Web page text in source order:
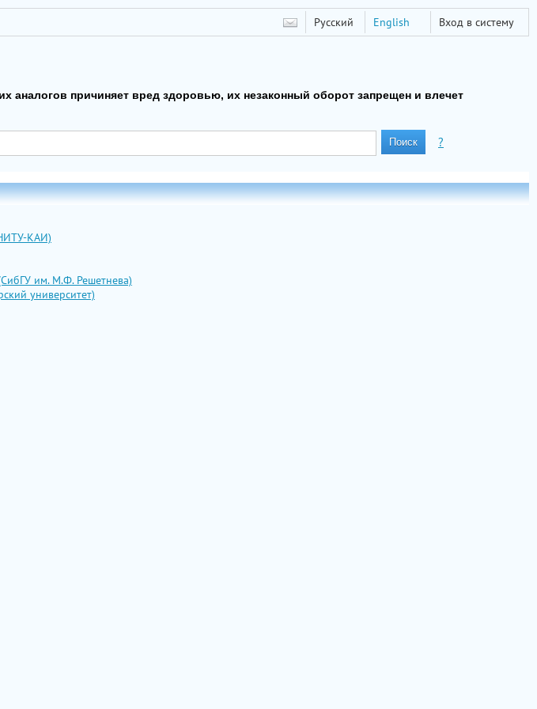
Вход в систему
Русский English
аналогов причиняет вред здоровью, их незаконный оборот запрещен и влечет
?
КАИ)
им. М.Ф. Решетнева)
университет)